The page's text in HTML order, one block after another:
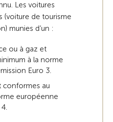
Les voitures
(voiture de tourisme
munies d’un :
ou à gaz et
à la norme
Euro 3.
conformes au
européenne